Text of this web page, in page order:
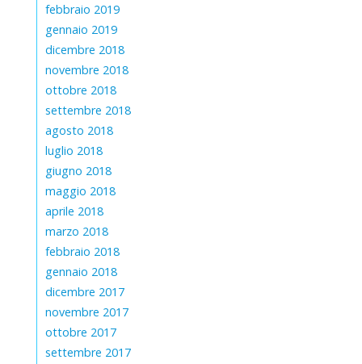
febbraio 2019
gennaio 2019
dicembre 2018
novembre 2018
ottobre 2018
settembre 2018
agosto 2018
luglio 2018
giugno 2018
maggio 2018
aprile 2018
marzo 2018
febbraio 2018
gennaio 2018
dicembre 2017
novembre 2017
ottobre 2017
settembre 2017